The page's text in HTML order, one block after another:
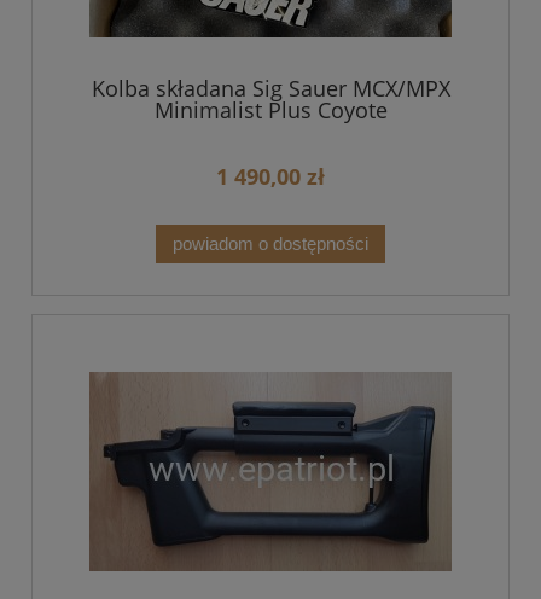
Kolba składana Sig Sauer MCX/MPX
Minimalist Plus Coyote
1 490,00 zł
powiadom o dostępności